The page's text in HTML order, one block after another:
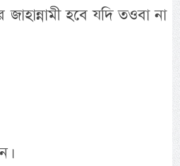
হবে যদি তওবা না